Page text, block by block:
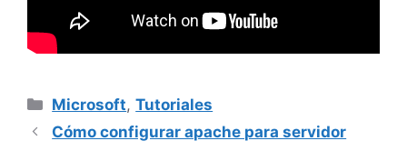
Categorías
Microsoft,Tutoriales
Cómo configurar apache para servidor